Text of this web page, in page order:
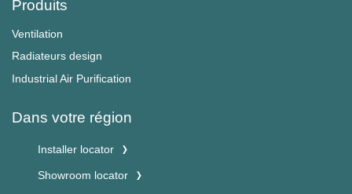
Produits
Ventilation
Radiateurs design
Industrial Air Purification
Dans votre région
Installer locator
Showroom locator